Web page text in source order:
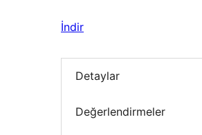
İndir
Detaylar
Değerlendirmeler